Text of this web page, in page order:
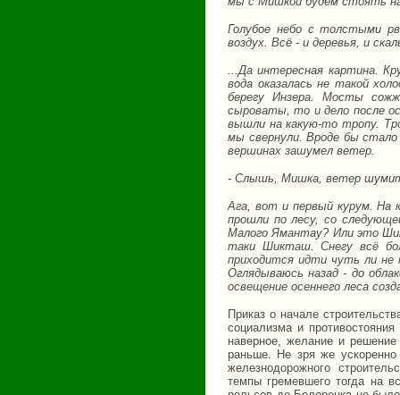
Голубое небо с толстыми
воздух. Всё - и деревья, и
...Да интересная картина.
вода оказалась не такой
берегу Инзера. Мосты
сыроваты, то и дело после
вышли на какую-то тропу.
мы свернули. Вроде бы
вершинах зашумел ветер.
- Слышь, Мишка, ветер
Ага, вот и первый курум. На
прошли по лесу, со
Малого Ямантау? Или это
таки Шикташ. Снегу всё
приходится идти чуть ли не
Оглядываюсь назад - до
освещение осеннего леса
Приказ о начале
социализма и
наверное, желание и
раньше. Не зря же
железнодорожного
темпы гремевшего тогда на